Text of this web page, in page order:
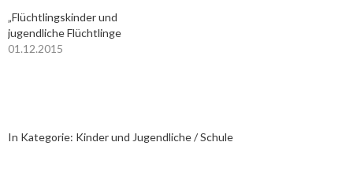
„Flüchtlingskinder und
jugendliche Flüchtlinge
01.12.2015
In Kategorie: Kinder und Jugendliche / Schule